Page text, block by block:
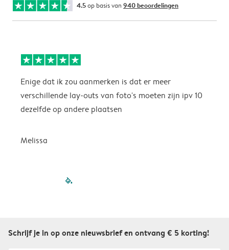
4.5op basis van 940 beoordelingen
Enige dat ik zou aanmerken is dat er meer
verschillende lay-outs van foto's moeten zijn ipv 10
dezelfde op andere plaatsen
Melissa
filled-pagination
Schrijf je in op onze nieuwsbrief en ontvang € 5 korting!